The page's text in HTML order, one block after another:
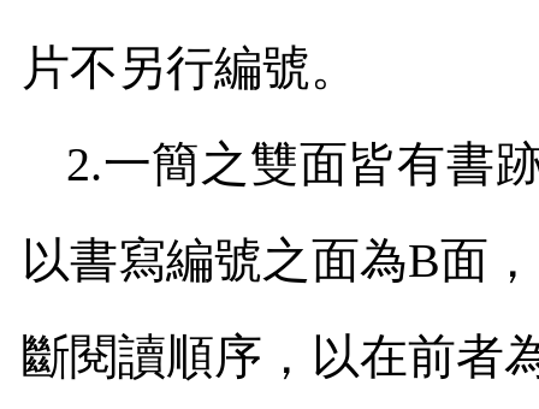
片不另行編號。
2.一簡之雙面皆有書
以書寫編號之面為B面
斷閱讀順序，以在前者